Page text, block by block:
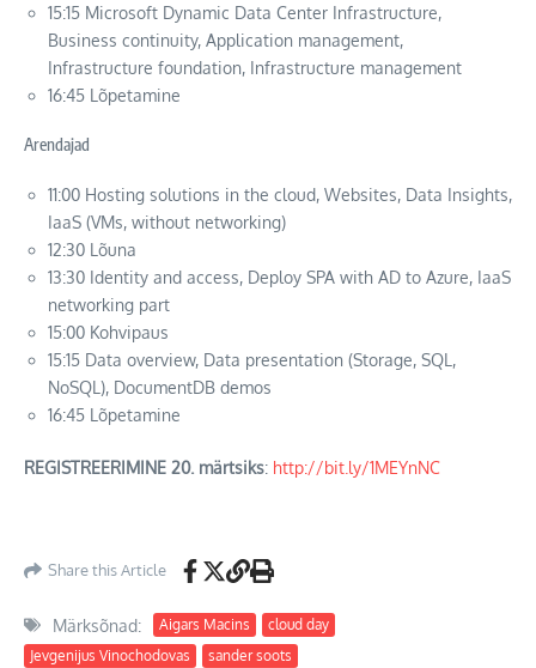
15:15 Microsoft Dynamic Data Center Infrastructure,
Business continuity, Application management,
Infrastructure foundation, Infrastructure management
16:45 Lõpetamine
Arendajad
11:00 Hosting solutions in the cloud, Websites, Data Insights,
IaaS (VMs, without networking)
12:30 Lõuna
13:30 Identity and access, Deploy SPA with AD to Azure, IaaS
networking part
15:00 Kohvipaus
15:15 Data overview, Data presentation (Storage, SQL,
NoSQL), DocumentDB demos
16:45 Lõpetamine
REGISTREERIMINE 20. märtsiks: http://bit.ly/1MEYnNC
Share this Article
Märksõnad: Aigars Macins
cloud day
Jevgenijus Vinochodovas
sander soots